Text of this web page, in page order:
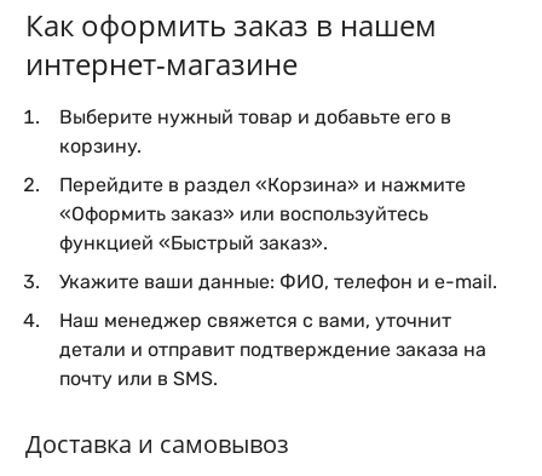
Как оформить заказ в нашем
интернет-магазине
Выберите нужный товар и добавьте его в
корзину.
Перейдите в раздел «Корзина» и нажмите
«Оформить заказ» или воспользуйтесь
функцией «Быстрый заказ».
Укажите ваши данные: ФИО, телефон и e-mail.
Наш менеджер свяжется с вами, уточнит
детали и отправит подтверждение заказа на
почту или в SMS.
Доставка и самовывоз